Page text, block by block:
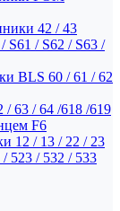
42 / 43
/ S62 / S63 /
BLS 60 / 61 / 62
63 / 64 /618 /619
F6
12 / 13 / 22 / 23
523 / 532 / 533